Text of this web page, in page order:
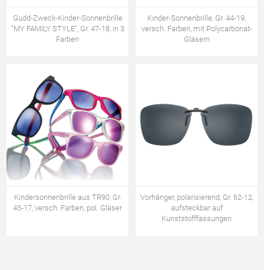
Gudd-Zweck-Kinder-Sonnenbrille
"MY FAMILY STYLE", Gr. 47-18, in 3
Farben
Kinder-Sonnenbrille, Gr. 44-19,
versch. Farben, mit Polycarbonat-
Gläsern
Kindersonnenbrille aus TR90, Gr.
45-17, versch. Farben, pol. Gläser
Vorhänger, polarisierend, Gr. 62-12,
aufsteckbar auf
Kunststofffassungen